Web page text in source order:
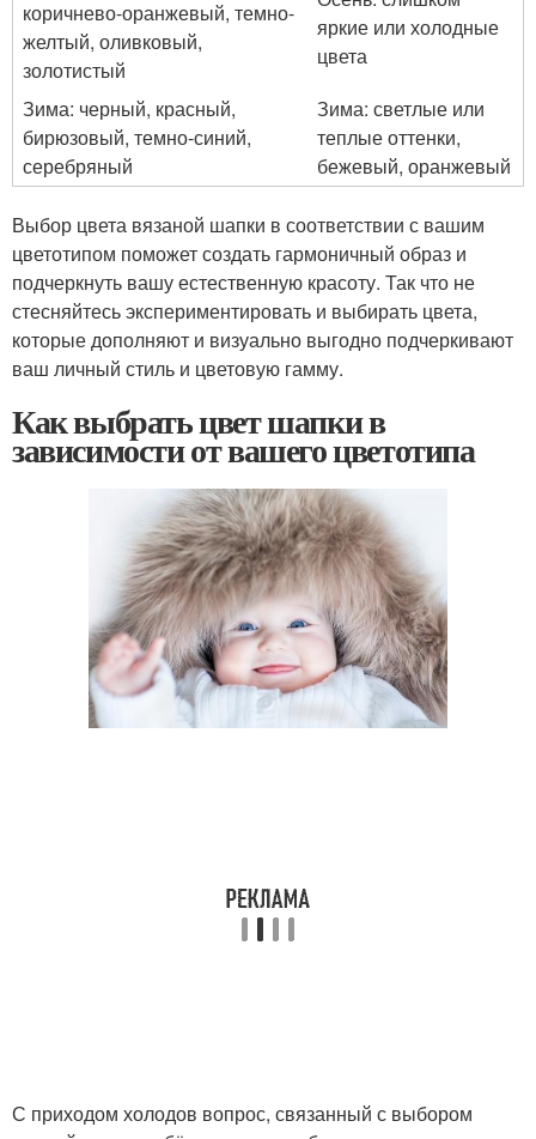
коричнево-оранжевый, темно-
желтый, оливковый,
золотистый
яркие или холодные
цвета
Зима: черный, красный,
бирюзовый, темно-синий,
серебряный
Зима: светлые или
теплые оттенки,
бежевый, оранжевый
Выбор цвета вязаной шапки в соответствии с вашим
цветотипом поможет создать гармоничный образ и
подчеркнуть вашу естественную красоту. Так что не
стесняйтесь экспериментировать и выбирать цвета,
которые дополняют и визуально выгодно подчеркивают
ваш личный стиль и цветовую гамму.
Как выбрать цвет шапки в
зависимости от вашего цветотипа
С приходом холодов вопрос, связанный с выбором